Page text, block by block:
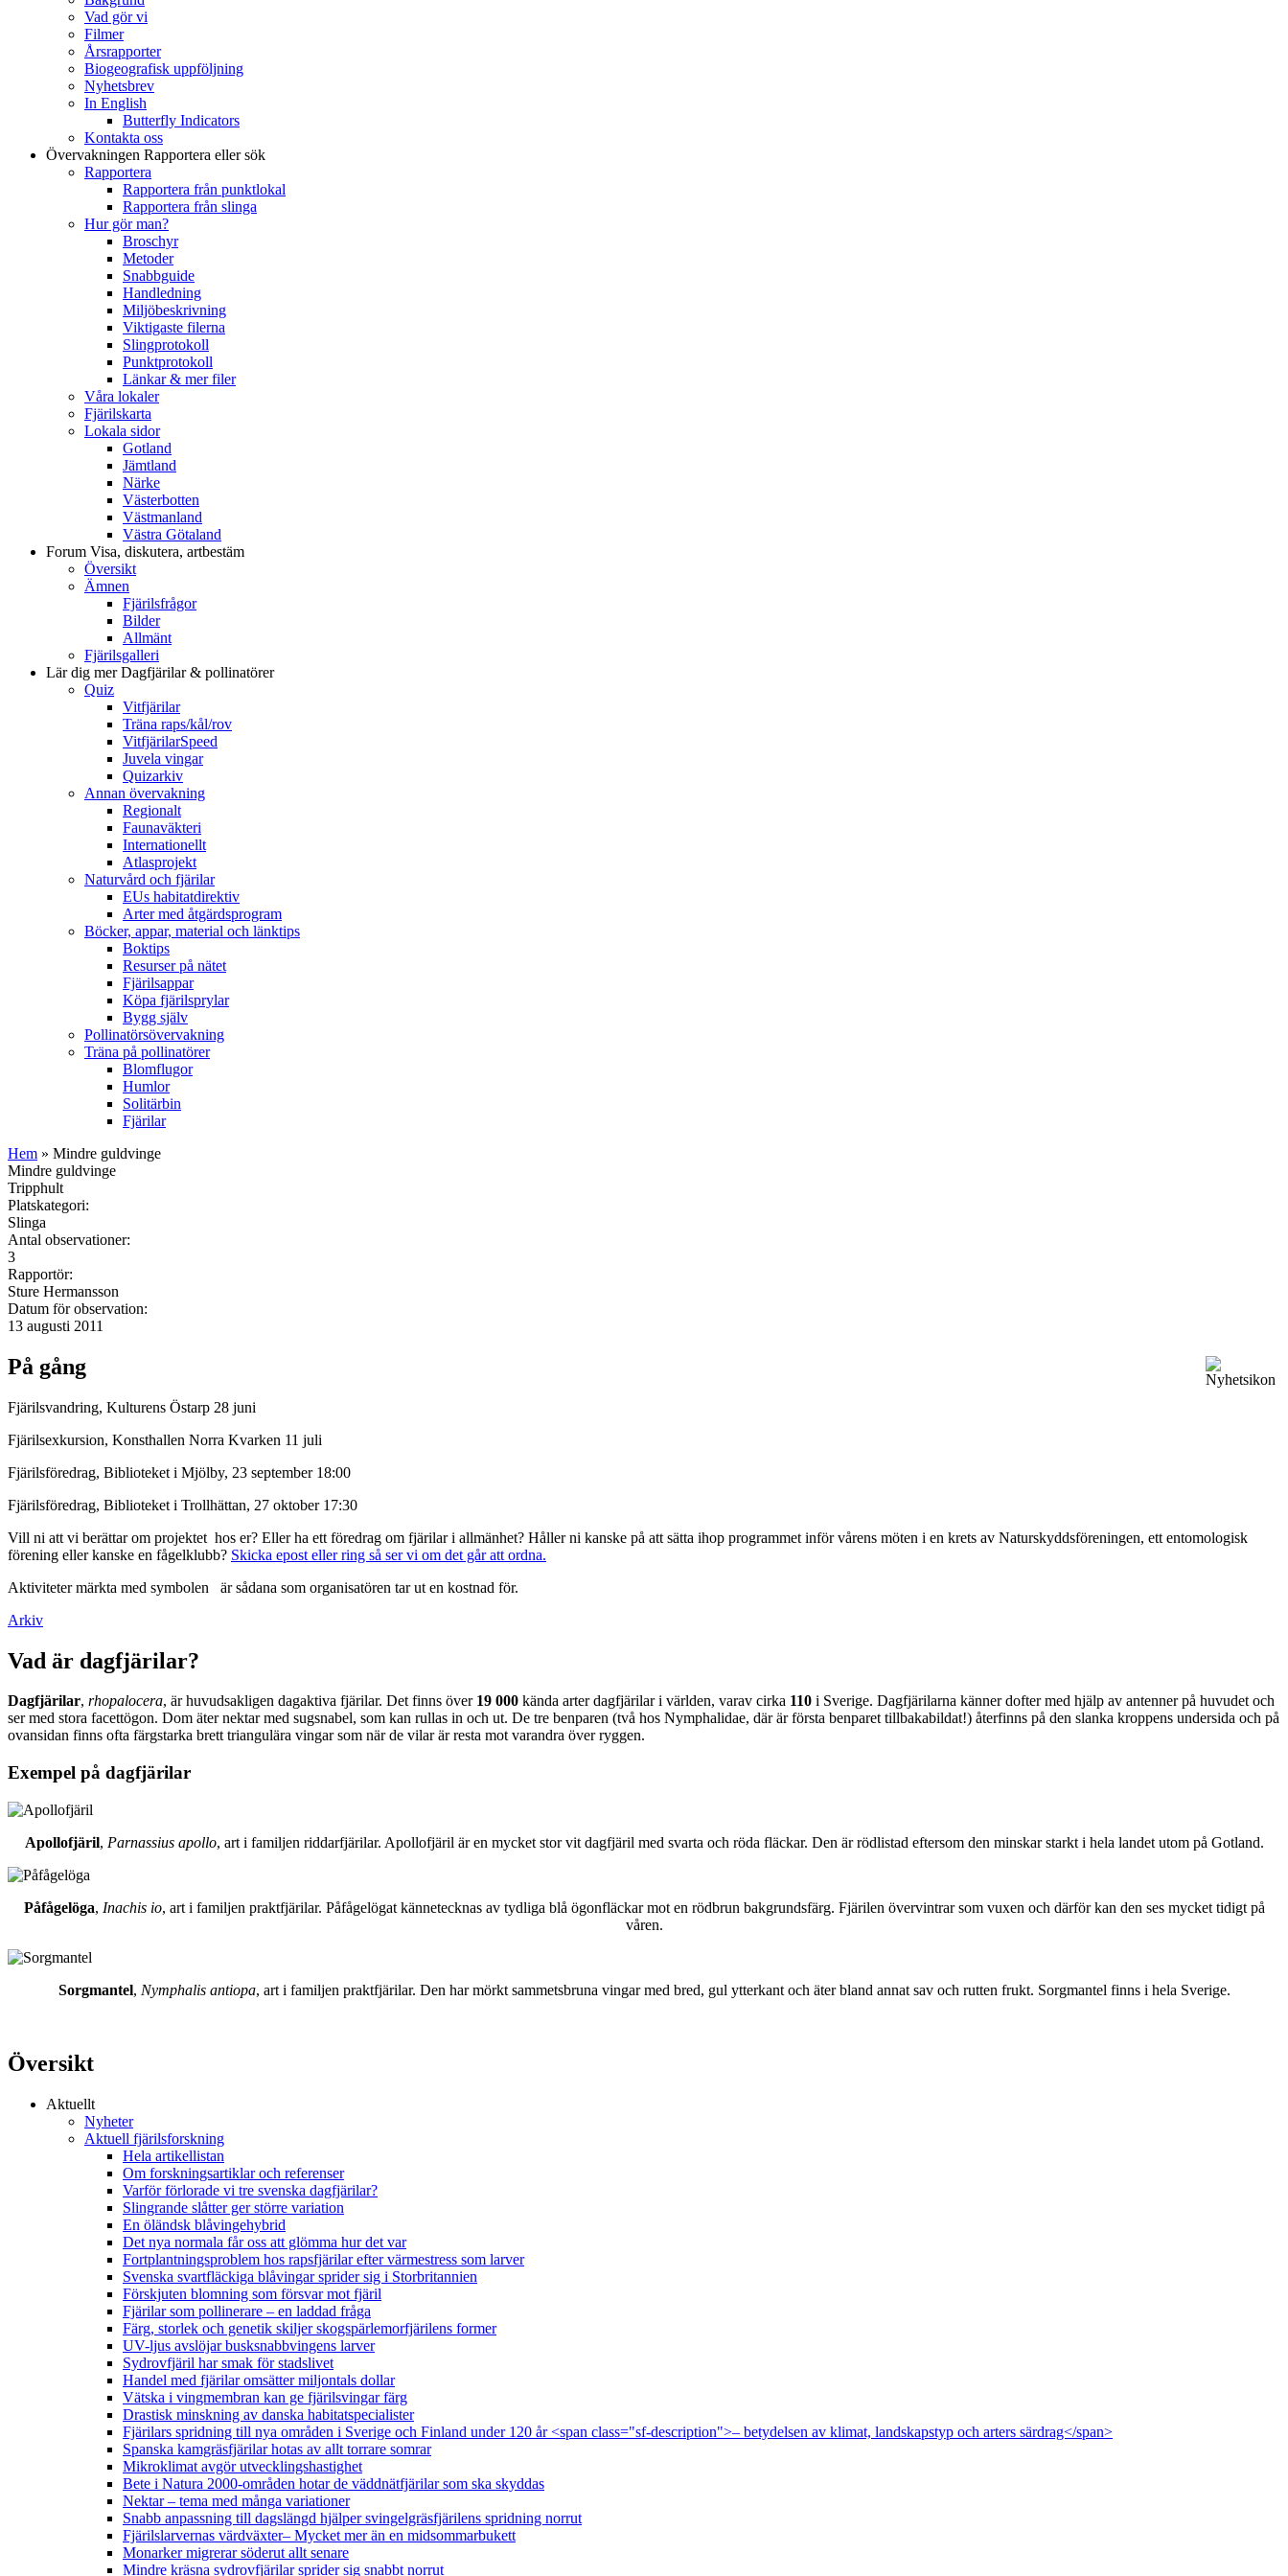
Vad gör vi
Filmer
Årsrapporter
Biogeografisk uppföljning
Nyhetsbrev
In English
Butterfly Indicators
Kontakta oss
Övervakningen Rapportera eller sök
Rapportera
Rapportera från punktlokal
Rapportera från slinga
Hur gör man?
Broschyr
Metoder
Snabbguide
Handledning
Miljöbeskrivning
Viktigaste filerna
Slingprotokoll
Punktprotokoll
Länkar & mer filer
Våra lokaler
Fjärilskarta
Lokala sidor
Gotland
Jämtland
Närke
Västerbotten
Västmanland
Västra Götaland
Forum Visa, diskutera, artbestäm
Översikt
Ämnen
Fjärilsfrågor
Bilder
Allmänt
Fjärilsgalleri
Lär dig merDagfjärilar & pollinatörer
Quiz
Vitfjärilar
Träna raps/kål/rov
VitfjärilarSpeed
Juvela vingar
Quizarkiv
Annan övervakning
Regionalt
Faunaväkteri
Internationellt
Atlasprojekt
Naturvård och fjärilar
EUs habitatdirektiv
Arter med åtgärdsprogram
Böcker, appar, material och länktips
Boktips
Resurser på nätet
Fjärilsappar
Köpa fjärilsprylar
Bygg själv
Pollinatörsövervakning
Träna på pollinatörer
Blomflugor
Humlor
Solitärbin
Fjärilar
Hem » Mindre guldvinge
Mindre guldvinge
Tripphult
Platskategori:
Slinga
Antal observationer:
3
Rapportör:
Sture Hermansson
Datum för observation:
13 augusti 2011
På gång
Fjärilsvandring, Kulturens Östarp 28 juni
Fjärilsexkursion, Konsthallen Norra Kvarken 11 juli
Fjärilsföredrag, Biblioteket i Mjölby, 23 september 18:00
Fjärilsföredrag, Biblioteket i Trollhättan, 27 oktober 17:30
Vill ni att vi berättar om projektet hos er? Eller ha ett föredrag om fjärilar i allmänhet? Håller ni kanske på att sätta ihop programmet inför vårens möten i en krets av Naturskyddsföreningen, ett entomologisk
förening eller kanske en fågelklubb? Skicka epost eller ring så ser vi om det går att ordna.
Aktiviteter märkta med symbolen
är sådana som organisatören tar ut en kostnad för.
Arkiv
Vad är dagfjärilar?
Dagfjärilar, rhopalocera, är huvudsakligen dagaktiva fjärilar. Det finns över 19 000 kända arter dagfjärilar i världen, varav cirka 110 i Sverige. Dagfjärilarna känner dofter med hjälp av antenner på huvudet och
ser med stora facettögon. Dom äter nektar med sugsnabel, som kan rullas in och ut. De tre benparen (två hos Nymphalidae, där är första benparet tillbakabildat!) återfinns på den slanka kroppens undersida och på
ovansidan finns ofta färgstarka brett triangulära vingar som när de vilar är resta mot varandra över ryggen.
Exempel på dagfjärilar
Apollofjäril, Parnassius apollo, art i familjen riddarfjärilar. Apollofjäril är en mycket stor vit dagfjäril med svarta och röda fläckar. Den är rödlistad eftersom den minskar starkt i hela landet utom på Gotland.
Påfågelöga, Inachis io, art i familjen praktfjärilar. Påfågelögat kännetecknas av tydliga blå ögonfläckar mot en rödbrun bakgrundsfärg. Fjärilen övervintrar som vuxen och därför kan den ses mycket tidigt på
våren.
Sorgmantel, Nymphalis antiopa, art i familjen praktfjärilar. Den har mörkt sammetsbruna vingar med bred, gul ytterkant och äter bland annat sav och rutten frukt. Sorgmantel finns i hela Sverige.
Översikt
Aktuellt
Nyheter
Aktuell fjärilsforskning
Hela artikellistan
Om forskningsartiklar och referenser
Varför förlorade vi tre svenska dagfjärilar?
Slingrande slåtter ger större variation
En öländsk blåvingehybrid
Det nya normala får oss att glömma hur det var
Fortplantningsproblem hos rapsfjärilar efter värmestress som larver
Svenska svartfläckiga blåvingar sprider sig i Storbritannien
Förskjuten blomning som försvar mot fjäril
Fjärilar som pollinerare – en laddad fråga
Färg, storlek och genetik skiljer skogspärlemorfjärilens former
UV-ljus avslöjar busksnabbvingens larver
Sydrovfjäril har smak för stadslivet
Handel med fjärilar omsätter miljontals dollar
Vätska i vingmembran kan ge fjärilsvingar färg
Drastisk minskning av danska habitatspecialister
Fjärilars spridning till nya områden i Sverige och Finland under 120 år <span class="sf-description">– betydelsen av klimat, landskapstyp och arters särdrag</span>
Spanska kamgräsfjärilar hotas av allt torrare somrar
Mikroklimat avgör utvecklingshastighet
Bete i Natura 2000-områden hotar de väddnätfjärilar som ska skyddas
Nektar – tema med många variationer
Snabb anpassning till dagslängd hjälper svingelgräsfjärilens spridning norrut
Fjärilslarvernas värdväxter– Mycket mer än en midsommarbukett
Monarker migrerar söderut allt senare
Mindre kräsna sydrovfjärilar sprider sig snabbt norrut